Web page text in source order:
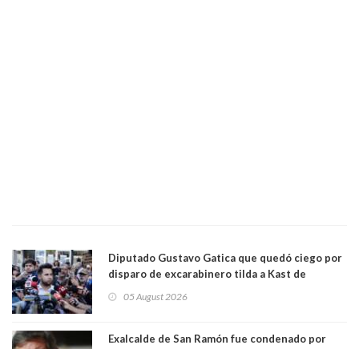
Diputado Gustavo Gatica que quedó ciego por
disparo de excarabinero tilda a Kast de
absolución del exuniformado. Presidente DC
05 August 2026
Exalcalde de San Ramón fue condenado por